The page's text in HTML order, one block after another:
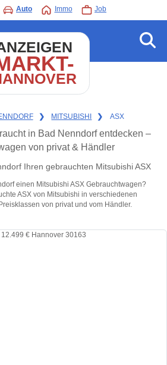
Auto Immo Job
❯ MITSUBISHI ❯ ASX
in Bad Nenndorf entdecken –
von privat & Händler
Ihren gebrauchten Mitsubishi ASX
einen Mitsubishi ASX Gebrauchtwagen?
ASX von Mitsubishi in verschiedenen
von privat und vom Händler.